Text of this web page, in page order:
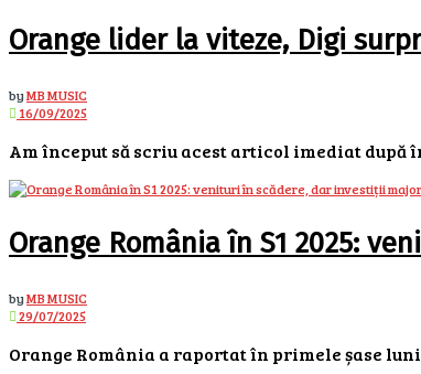
Orange lider la viteze, Digi
byMB MUSIC
16/09/2025
Am început să scriu acest articol imediat după
Orange România în S1 2025:
byMB MUSIC
29/07/2025
Orange România a raportat în primele șase